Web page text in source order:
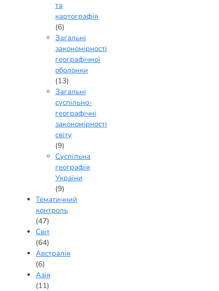
та
картографія
(6)
Загальні
закономірності
географічної
оболонки
(13)
Загальні
суспільно-
географічні
закономірності
світу
(9)
Суспільна
географія
України
(9)
Тематичний
контроль
(47)
Світ
(64)
Австралія
(6)
Азія
(11)